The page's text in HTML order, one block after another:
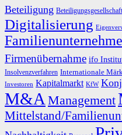
Beteiligung Beteiligungsgesellschaft
Digitalisierung
Firmenübernahme ifo
Insolvenzverfahren Internationale
Investoren Kapitalmarkt KfW
M&A Management
Mittelstand/